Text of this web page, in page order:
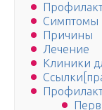
Симптомы
Причины
Лечение
Клиники